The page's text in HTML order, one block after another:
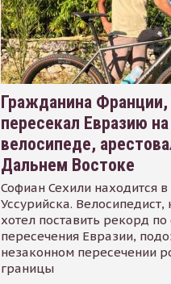
Гражданина
пересекал Евразию на
велосипеде,
Дальнем Востоке
Софиан Сехили находится
Уссурийска. Велосипедист,
хотел поставить рекорд по
пересечения Евразии,
незаконном пересечении
границы